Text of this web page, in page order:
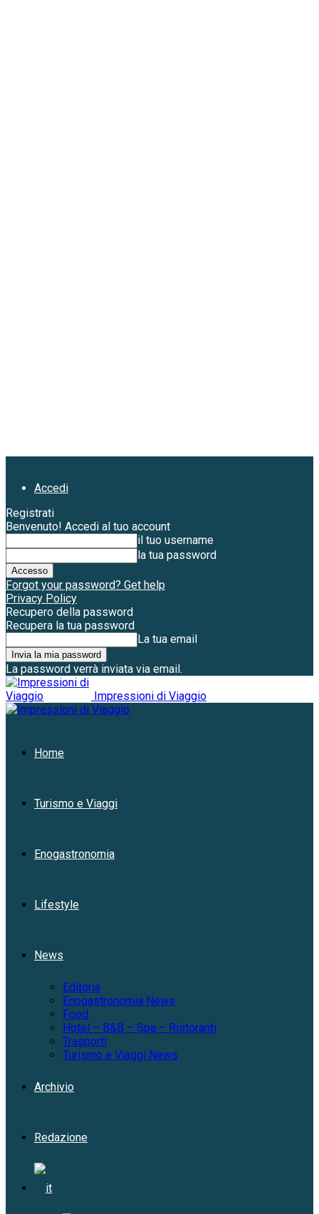
Accedi
Registrati
Benvenuto! Accedi al tuo account
il tuo username
la tua password
Forgot your password? Get help
Privacy Policy
Recupero della password
Recupera la tua password
La tua email
La password verrà inviata via email.
Impressioni di Viaggio
Home
Turismo e Viaggi
Enogastronomia
Lifestyle
News
Editoria
Enogastronomia News
Food
Hotel – B&B – Spa – Ristoranti
Trasporti
Turismo e Viaggi News
Archivio
Redazione